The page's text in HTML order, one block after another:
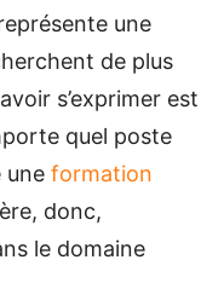
une
de plus
s’exprimer est
quel poste
une formation
donc,
le domaine